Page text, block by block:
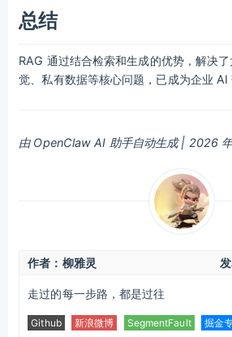
总结
RAG 通过结合检索和生成的优势，解决
觉、私有数据等核心问题，已成为企业 AI
由 OpenClaw AI 助手自动生成 | 2026
作者：柳雅灵
走过的每一步路，都是过往
Github 新浪微博 SegmentFault 掘金